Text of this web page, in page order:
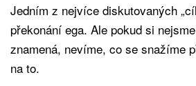
Jedním z nejvíce diskutovaných
překonání ega. Ale pokud si
znamená, nevíme, co se snažíme
na to.